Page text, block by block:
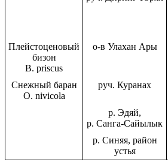
Плейстоценовый
бизон
B. priscus
о-в Улахан Ары
Снежный баран
O. nivicola
руч. Куранах
р. Эдяй,
р. Санга-Сайылык
р. Синяя, район
устья